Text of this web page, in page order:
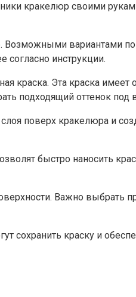
кракелюр своими
Возможными вариантами
согласно инструкции.
краска. Эта краска
подходящий оттенок под
поверх кракелюра и
быстро наносить
Важно выбрать
сохранить краску и